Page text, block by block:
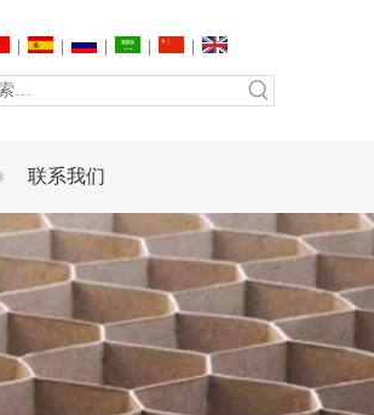
联系我们